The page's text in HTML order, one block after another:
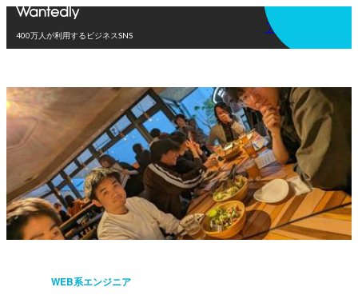
400万人が利用するビジネスSNS
アプリを使う
WEB系エンジニア